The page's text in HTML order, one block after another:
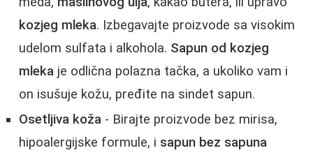
kozjeg mleka. Izbegavajte proizvode sa visokim
udelom sulfata i alkohola. Sapun od kozjeg
mleka je odlična polazna tačka, a ukoliko vam i
on isušuje kožu, pređite na sindet sapun.
Osetljiva koža - Birajte proizvode bez mirisa,
hipoalergijske formule, i sapun bez sapuna